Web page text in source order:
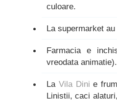
culoare.
La supermarket
Farmacia e
vreodata animatie).
La Vila Dini e
Linistii, caci